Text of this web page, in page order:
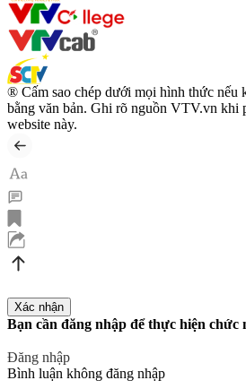
® Cấm sao chép dưới mọi hình thức nếu
bằng văn bản. Ghi rõ nguồn VTV.vn khi
website này.
Bạn cần đăng nhập để thực hiện chức
Đăng nhập
Bình luận không đăng nhập